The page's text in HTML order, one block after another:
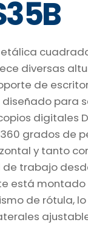
diversas
de
diseñado para
digitales
grados de
y tanto
trabajo
está montado
de rótula,